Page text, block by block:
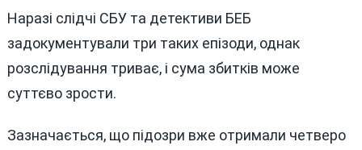
Наразі слідчі СБУ та детективи БЕБ
задокументували три таких епізоди, однак
розслідування триває, і сума збитків може
суттєво зрости.
Зазначається, що підозри вже отримали четверо